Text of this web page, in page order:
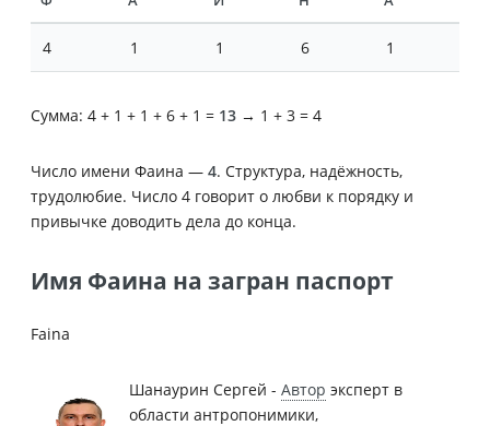
4 1 1 6 1
Сумма: 4 + 1 + 1 + 6 + 1 = 13 → 1 + 3 = 4
Число имени Фаина — 4. Структура, надёжность,
трудолюбие. Число 4 говорит о любви к порядку и
привычке доводить дела до конца.
Имя Фаина на загран паспорт
Faina
Шанаурин Сергей - Автор эксперт в
области антропонимики,